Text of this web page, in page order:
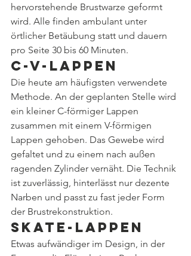
hervorstehende Brustwarze geformt
wird. Alle finden ambulant unter
örtlicher Betäubung statt und dauern
pro Seite 30 bis 60 Minuten.
C-V-Lappen
Die heute am häufigsten verwendete
Methode. An der geplanten Stelle wird
ein kleiner C-förmiger Lappen
zusammen mit einem V-förmigen
Lappen gehoben. Das Gewebe wird
gefaltet und zu einem nach außen
ragenden Zylinder vernäht. Die Technik
ist zuverlässig, hinterlässt nur dezente
Narben und passt zu fast jeder Form
der Brustrekonstruktion.
Skate-Lappen
Etwas aufwändiger im Design, in der